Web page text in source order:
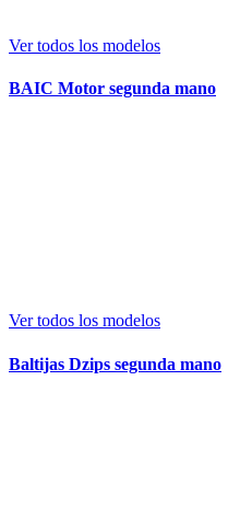
Ver todos los modelos
BAIC Motor segunda mano
Ver todos los modelos
Baltijas Dzips segunda mano